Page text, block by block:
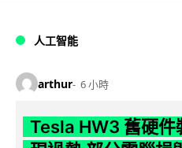
人工智能
arthur 6 小時
Tesla HW3 舊硬件